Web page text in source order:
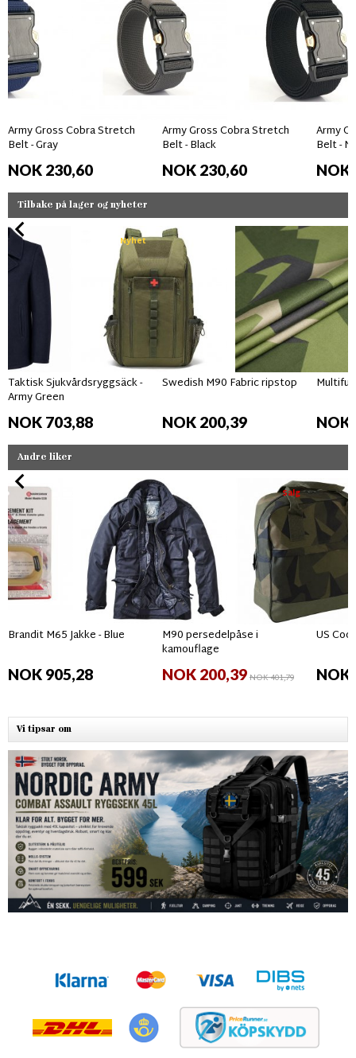
Army Gross Cobra Stretch
Belt - Gray
NOK 230,60
Army Gross Cobra Stretch
Belt - Black
NOK 230,60
Army
Belt -
NOK
Tilbake på lager og nyheter
Nyhet
Taktisk Sjukvårdsryggsäck -
Army Green
NOK 703,88
Swedish M90 Fabric ripstop
NOK 200,39 NOK
Andre liker
Brandit M65 Jakke - Blue
NOK 905,28
Salg
M90 persedelpåse i
kamouflage
NOK 200,39NOK 401,79
US
NOK
Vi tipsar om